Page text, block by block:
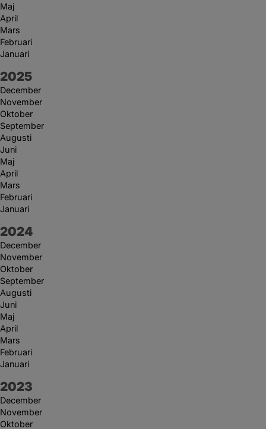
Maj
April
Mars
Februari
Januari
År:
2025
December
November
Oktober
September
Augusti
Juni
Maj
April
Mars
Februari
Januari
År:
2024
December
November
Oktober
September
Augusti
Juni
Maj
April
Mars
Februari
Januari
År:
2023
December
November
Oktober